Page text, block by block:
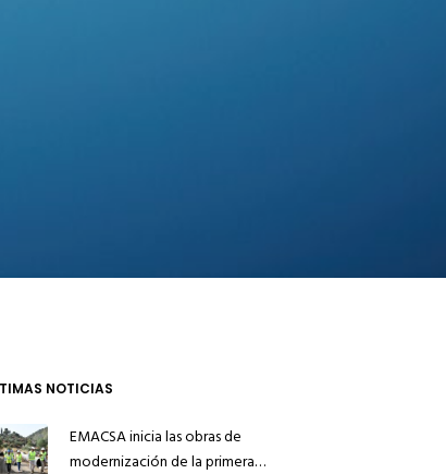
NOTICIAS
EMACSA inicia las obras de
modernización de la primera